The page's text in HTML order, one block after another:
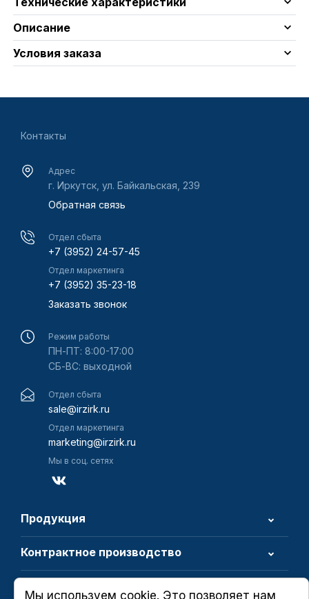
Описание
Условия заказа
Контакты
Адрес
г. Иркутск, ул. Байкальская, 239
Обратная связь
Отдел сбыта
+7 (3952) 24-57-45
Отдел маркетинга
+7 (3952) 35-23-18
Заказать звонок
Режим работы
ПН-ПТ: 8:00-17:00
СБ-ВС: выходной
Отдел сбыта
sale@irzirk.ru
Отдел маркетинга
marketing@irzirk.ru
Мы в соц. сетях
Продукция
Контрактное производство
Мы используем cookie. Это позволяет нам